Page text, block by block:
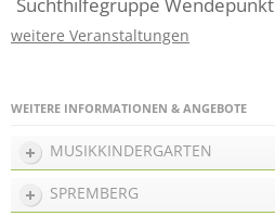
Suchthilfegruppe Wendepunkt
weitere Veranstaltungen
WEITERE INFORMATIONEN & ANGEBOTE
MUSIKKINDERGARTEN
SPREMBERG